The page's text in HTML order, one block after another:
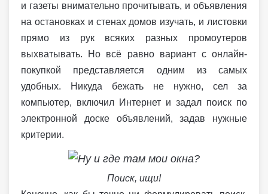
и газеты внимательно прочитывать, и объявления
на остановках и стенах домов изучать, и листовки
прямо из рук всяких разных промоутеров
выхватывать. Но всё равно вариант с онлайн-
покупкой представляется одним из самых
удобных. Никуда бежать не нужно, сел за
компьютер, включил Интернет и задал поиск по
электронной доске объявлений, задав нужные
критерии.
Поиск, ищи!